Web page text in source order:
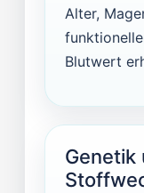
Alter,
Blutwert
Genetik